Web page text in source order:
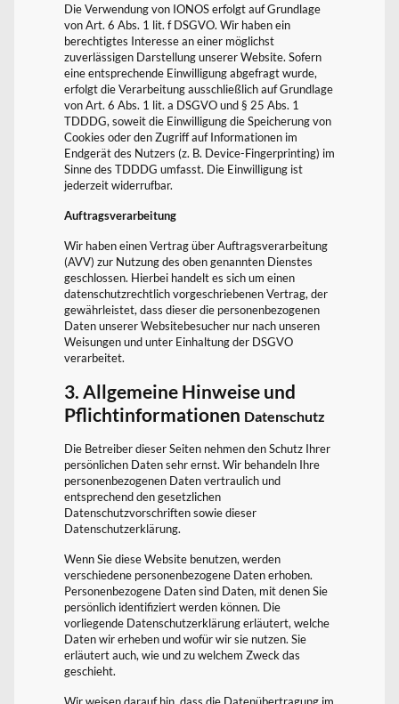
Die Verwendung von IONOS erfolgt auf Grundlage
von Art. 6 Abs. 1 lit. f DSGVO. Wir haben ein
berechtigtes Interesse an einer möglichst
zuverlässigen Darstellung unserer Website. Sofern
eine entsprechende Einwilligung abgefragt wurde,
erfolgt die Verarbeitung ausschließlich auf Grundlage
von Art. 6 Abs. 1 lit. a DSGVO und § 25 Abs. 1
TDDDG, soweit die Einwilligung die Speicherung von
Cookies oder den Zugriff auf Informationen im
Endgerät des Nutzers (z. B. Device-Fingerprinting) im
Sinne des TDDDG umfasst. Die Einwilligung ist
jederzeit widerrufbar.
Auftragsverarbeitung
Wir haben einen Vertrag über Auftragsverarbeitung
(AVV) zur Nutzung des oben genannten Dienstes
geschlossen. Hierbei handelt es sich um einen
datenschutzrechtlich vorgeschriebenen Vertrag, der
gewährleistet, dass dieser die personenbezogenen
Daten unserer Websitebesucher nur nach unseren
Weisungen und unter Einhaltung der DSGVO
verarbeitet.
3. Allgemeine Hinweise und
Pflichtinformationen Datenschutz
Die Betreiber dieser Seiten nehmen den Schutz Ihrer
persönlichen Daten sehr ernst. Wir behandeln Ihre
personenbezogenen Daten vertraulich und
entsprechend den gesetzlichen
Datenschutzvorschriften sowie dieser
Datenschutzerklärung.
Wenn Sie diese Website benutzen, werden
verschiedene personenbezogene Daten erhoben.
Personenbezogene Daten sind Daten, mit denen Sie
persönlich identifiziert werden können. Die
vorliegende Datenschutzerklärung erläutert, welche
Daten wir erheben und wofür wir sie nutzen. Sie
erläutert auch, wie und zu welchem Zweck das
geschieht.
Wir weisen darauf hin, dass die Datenübertragung im